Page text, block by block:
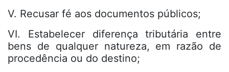
V. Recusar fé aos documentos públicos;
VI. Estabelecer diferença tributária entre
bens de qualquer natureza, em razão de
procedência ou do destino;